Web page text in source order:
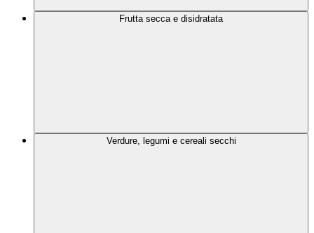
Frutta secca e disidratata
Verdure, legumi e cereali secchi